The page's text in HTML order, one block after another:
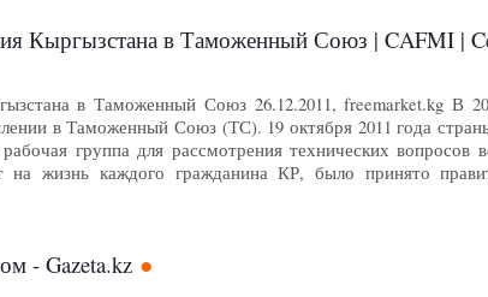
Кыргызстана в Таможенный Союз | CAFMI |
в Таможенный Союз 26.12.2011, freemarket.kg В
в Таможенный Союз (ТС). 19 октября 2011 года
группа для рассмотрения технических вопросов
на жизнь каждого гражданина КР, было принято
- Gazeta.kz